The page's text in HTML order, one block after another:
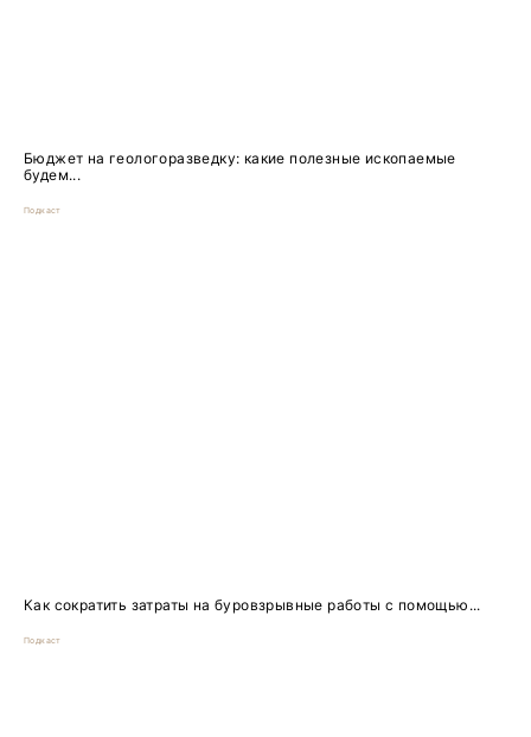
Бюджет на геологоразведку: какие полезные ископаемые
будем...
Подкаст
Как сократить затраты на буровзрывные работы с помощью...
Подкаст